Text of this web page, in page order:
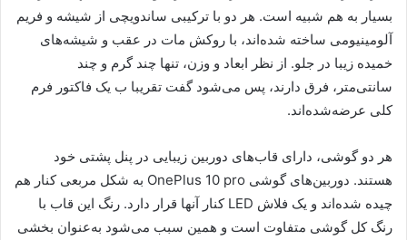
بسیار به هم شبیه است. هر دو با ترکیبی ساندویچی از شیشه و فریم
آلومینیومی ساخته شده‌اند، با روکش مات در عقب و شیشه‌های
خمیده زیبا در جلو. از نظر ابعاد و وزن، تنها چند گرم و چند
سانتی‌متر، فرق دارند، پس می‌شود گفت تقریبا ب یک فاکتور فرم
کلی عرضه‌شده‌اند.
هر دو گوشی، دارای قاب‌های دوربین زیبایی در پنل پشتی خود
هستند. دوربین‌های گوشی OnePlus 10 pro به شکل مربعی کنار هم
چیده شده‌اند و یک فلاش LED کنار آنها قرار دارد. رنگ این قاب با
رنگ کل گوشی متفاوت است و همین سبب می‌شود به‌عنوان بخشی